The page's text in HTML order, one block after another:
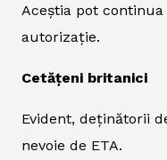
Aceștia pot
autorizație.
Cetățeni britanici
Evident, deținătorii
nevoie de ETA.